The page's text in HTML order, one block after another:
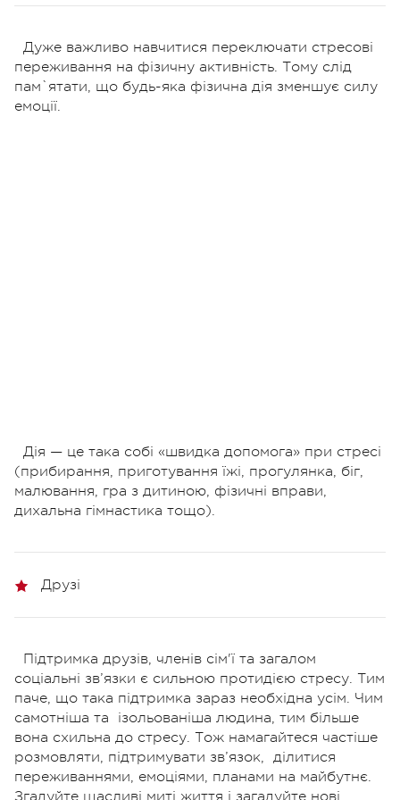
Дуже важливо навчитися переключати стресові
переживання на фізичну активність. Тому слід
пам`ятати, що будь-яка фізична дія зменшує силу
емоції.
Дія — це така собі «швидка допомога» при стресі
(прибирання, приготування їжі, прогулянка, біг,
малювання, гра з дитиною, фізичні вправи,
дихальна гімнастика тощо).
Друзі
Підтримка друзів, членів сім'ї та загалом
соціальні зв’язки є сильною протидією стресу. Тим
паче, що така підтримка зараз необхідна усім. Чим
самотніша та
ізольованіша людина, тим більше
вона схильна до стресу. Тож намагайтеся частіше
розмовляти, підтримувати зв’язок,
ділитися
переживаннями, емоціями, планами на майбутнє.
Згадуйте щасливі миті життя і загадуйте нові.